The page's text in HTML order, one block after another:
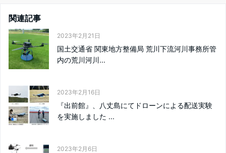
b n
関連記事
2023年2月21日
国土交通省 関東地方整備局 荒川下流河川事務所管
内の荒川河川...
2023年2月16日
『出前館』、八丈島にてドローンによる配送実験
を実施しました ...
2023年2月6日